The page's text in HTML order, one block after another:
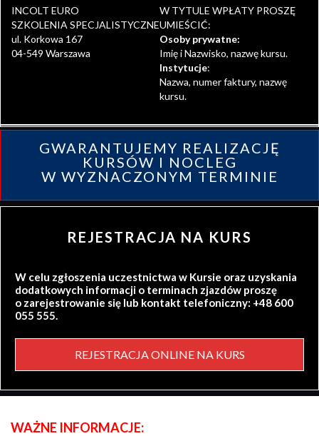
INCOLT EURO
SZKOLENIA SPECJALISTYCZNE
ul. Korkowa 167
04-549 Warszawa
W TYTULE WPŁATY PROSZĘ
UMIEŚCIĆ:
Osoby prywatne:
Imię i Nazwisko, nazwę kursu.
Instytucje:
Nazwa, numer faktury, nazwę
kursu.
GWARANTUJEMY REALIZACJĘ
KURSÓW I NOCLEG
W WYZNACZONYM TERMINIE
REJESTRACJA NA KURS
W celu zgłoszenia uczestnictwa w Kursie oraz uzyskania
dodatkowych informacji o terminach zjazdów proszę
o zarejestrowanie się lub kontakt telefoniczny: +48 600
055 555.
REJESTRACJA ONLINE NA KURS
WAŻNE INFORMACJE: